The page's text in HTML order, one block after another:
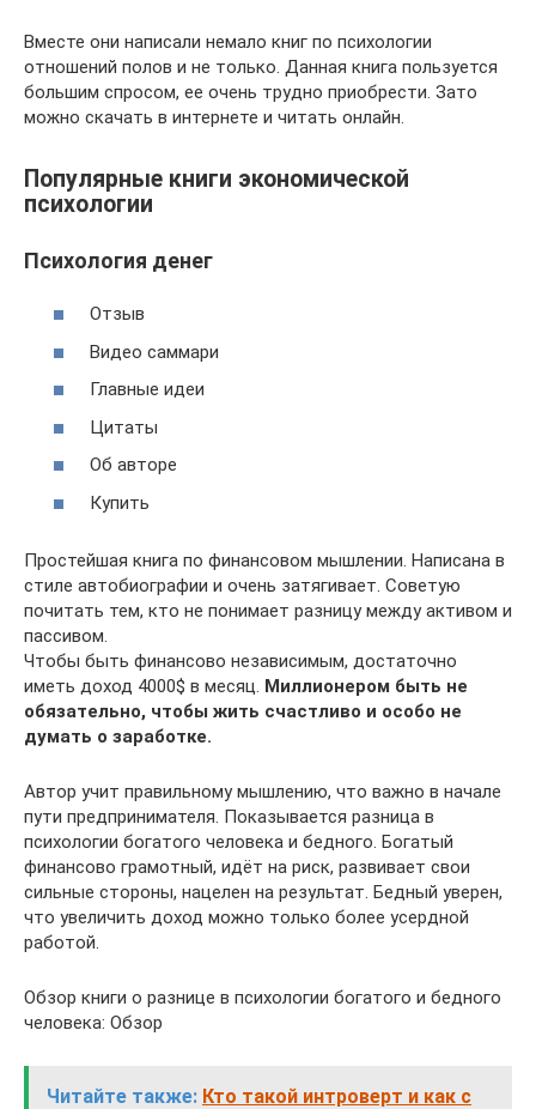
Вместе они написали немало книг по психологии
отношений полов и не только. Данная книга пользуется
большим спросом, ее очень трудно приобрести. Зато
можно скачать в интернете и читать онлайн.
Популярные книги экономической
психологии‎
Психология денег
Отзыв
Видео саммари
Главные идеи
Цитаты
Об авторе
Купить
Простейшая книга по финансовом мышлении. Написана в
стиле автобиографии и очень затягивает. Советую
почитать тем, кто не понимает разницу между активом и
пассивом.
Чтобы быть финансово независимым, достаточно
иметь доход 4000$ в месяц. Миллионером быть не
обязательно, чтобы жить счастливо и особо не
думать о заработке.
Автор учит правильному мышлению, что важно в начале
пути предпринимателя. Показывается разница в
психологии богатого человека и бедного. Богатый
финансово грамотный, идёт на риск, развивает свои
сильные стороны, нацелен на результат. Бедный уверен,
что увеличить доход можно только более усердной
работой.
Обзор книги о разнице в психологии богатого и бедного
человека: Обзор
Читайте также: Кто такой интроверт и как с